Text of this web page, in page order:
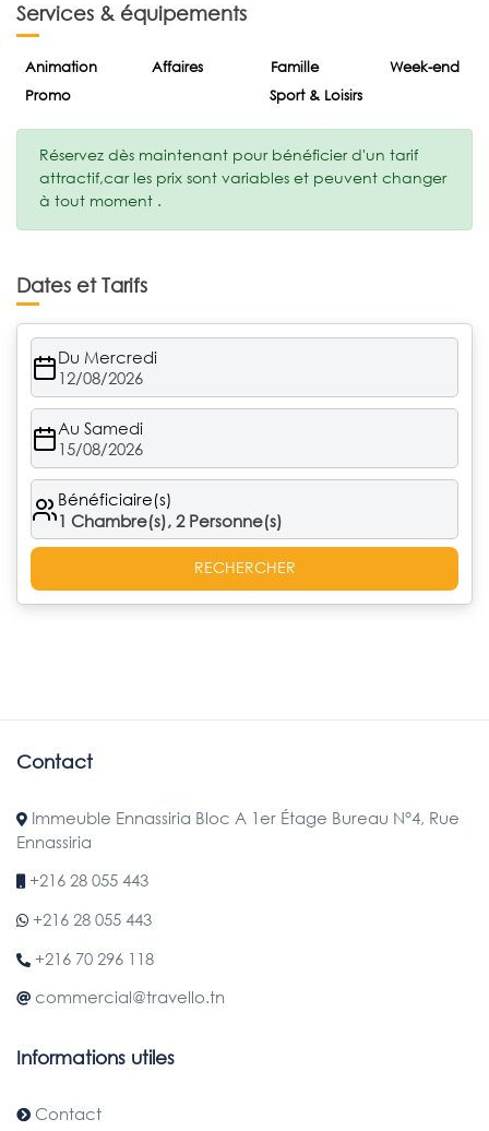
Services & équipements
Animation Affaires Famille
Week-end
Promo
Sport & Loisirs
Réservez dès maintenant pour bénéficier d'un tarif
attractif,car les prix sont variables et peuvent changer
à tout moment .
Dates et Tarifs
Du Mercredi
12/08/2026
Au Samedi
15/08/2026
Bénéficiaire(s)
1 Chambre(s), 2 Personne(s)
RECHERCHER
Contact
Immeuble Ennassiria Bloc A 1er Étage Bureau N°4, Rue
Ennassiria
+216 28 055 443
+216 28 055 443
+216 70 296 118
commercial@travello.tn
Informations utiles
Contact